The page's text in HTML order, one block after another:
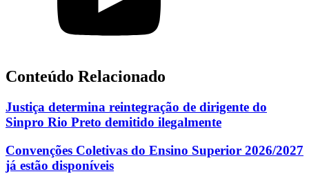
Conteúdo Relacionado
Justiça determina reintegração de dirigente do
Sinpro Rio Preto demitido ilegalmente
Convenções Coletivas do Ensino Superior 2026/2027
já estão disponíveis